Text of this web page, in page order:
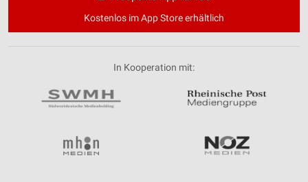
Kostenlos im App Store erhältlich
In Kooperation mit: